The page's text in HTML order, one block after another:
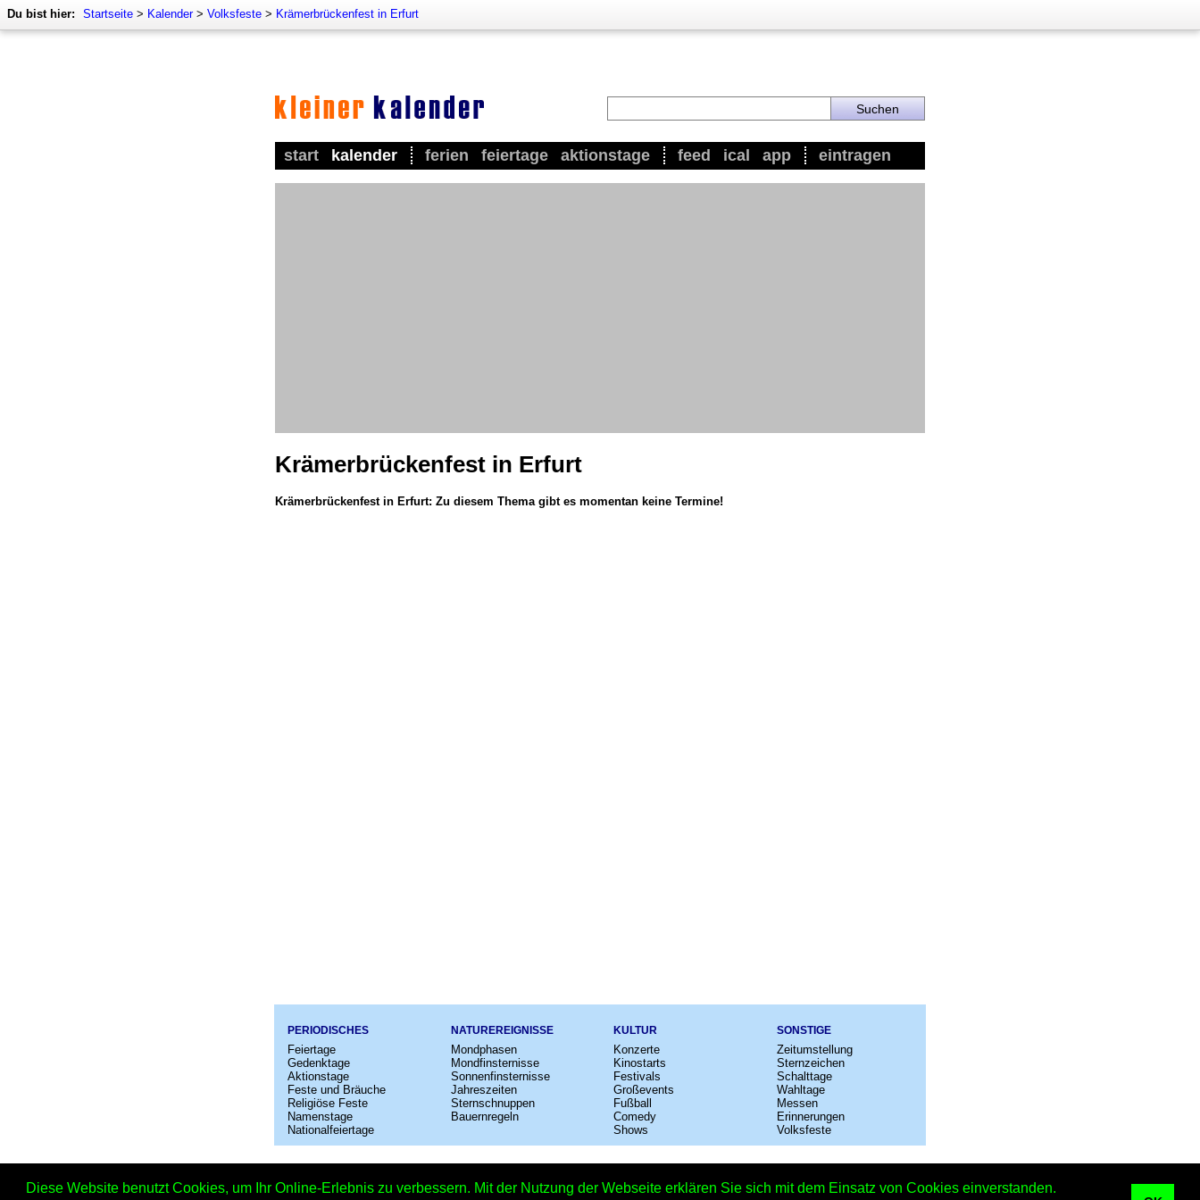
Diese Website benutzt Cookies, um Ihr Online-Erlebnis zu verbessern. Mit der Nutzung der Webseite erklären Sie sich mit dem Einsatz von Cookies einverstanden.
Du bist hier: Startseite > Kalender> Volksfeste > Krämerbrückenfest in Erfurt
start kalender ferien feiertage aktionstage feed ical app eintragen
Krämerbrückenfest in Erfurt
Krämerbrückenfest in Erfurt: Zu diesem Thema gibt es momentan keine Termine!
PERIODISCHES
Feiertage
Gedenktage
Aktionstage
Feste und Bräuche
Religiöse Feste
Namenstage
Nationalfeiertage
NATUREREIGNISSE
Mondphasen
Mondfinsternisse
Sonnenfinsternisse
Jahreszeiten
Sternschnuppen
Bauernregeln
KULTUR
Konzerte
Kinostarts
Festivals
Großevents
Fußball
Comedy
Shows
SONSTIGE
Zeitumstellung
Sternzeichen
Schalttage
Wahltage
Messen
Erinnerungen
Volksfeste
Krämerbrückenfest in Erfurt – Copyright © 2026 Kleiner Kalender